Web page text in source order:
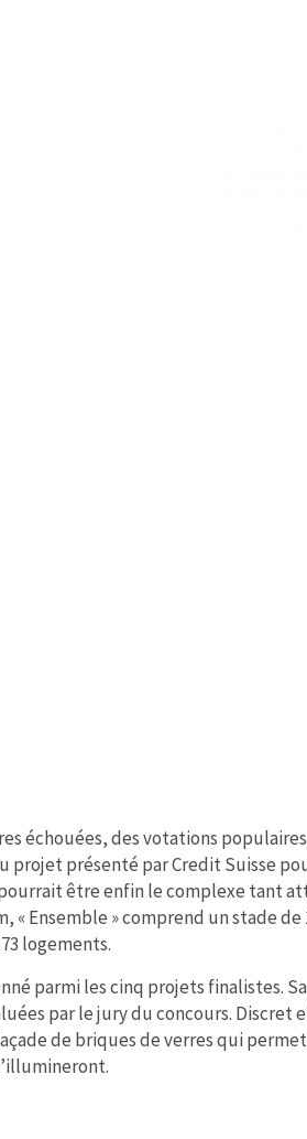
échouées, des votations
projet présenté par Credit Suisse
être enfin le complexe tant
« Ensemble » comprend un stade
logements.
parmi les cinq projets finalistes.
par le jury du concours. Discret
de briques de verres qui